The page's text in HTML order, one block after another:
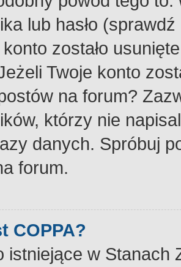
lub hasło
konto zostało
Twoje konto
na forum?
którzy nie
danych. Spróbuj
forum.
COPPA?
istniejące w Stanach